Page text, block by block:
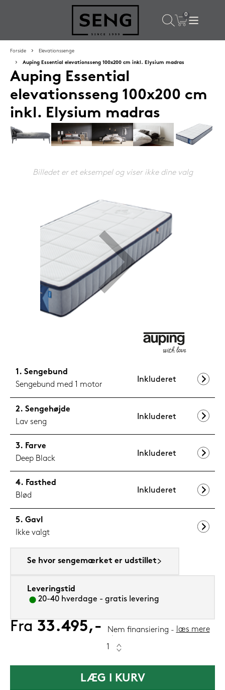
SENG PureCurve hovedpude 38x50 cm
Forside Elevationssenge
Auping Essential elevationsseng 100x200 cm inkl. Elysium madras
Auping Essential
elevationsseng 100x200 cm
inkl. Elysium madras
Billedet er et eksempel og viser ikke dine valg
Sengebund
Sengebund med 1 motor
Inkluderet
Sengehøjde
Lav seng
Inkluderet
Farve
Deep Black
Inkluderet
Fasthed
Blød
Inkluderet
Gavl
Ikke valgt
Se hvor sengemærket er udstillet
Leveringstid
20-40 hverdage - gratis levering
Fra 33.495,- Nem finansiering læs mere
LÆG I KURV